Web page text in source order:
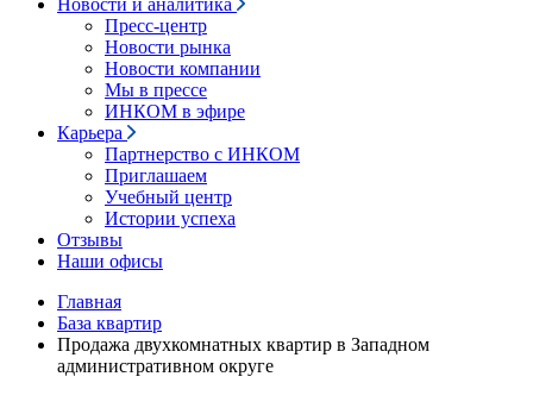
Новости и аналитика
Пресс-центр
Новости рынка
Новости компании
Мы в прессе
ИНКОМ в эфире
Карьера
Партнерство с ИНКОМ
Приглашаем
Учебный центр
Истории успеха
Отзывы
Наши офисы
Главная
База квартир
Продажа двухкомнатных квартир в Западном
административном округе